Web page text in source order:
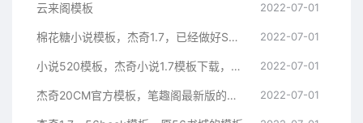
云来阁模板 2022-07-01
棉花糖小说模板，杰奇1.7，已经做好SEO和网页优化。支持伪静态 2022-07-01
小说520模板，杰奇小说1.7模板下载，已做SEO优化 2022-07-01
杰奇20CM官方模板，笔趣阁最新版的官方模板 2022-07-01